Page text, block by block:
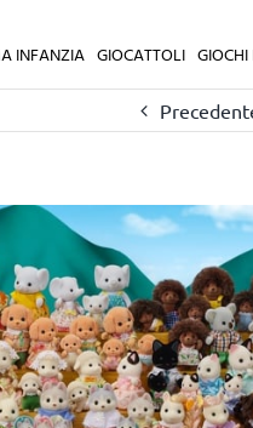
INFANZIA GIOCATTOLI